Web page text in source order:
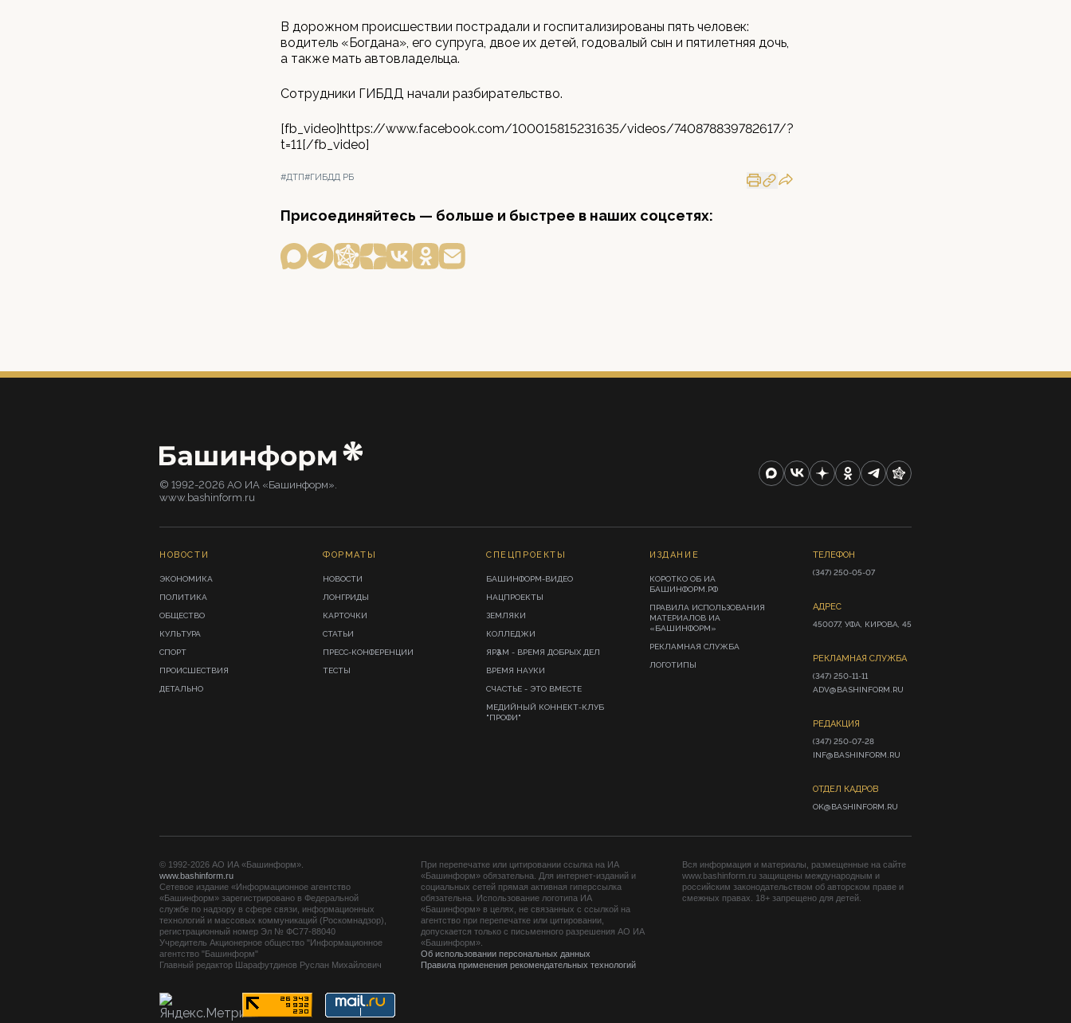
В дорожном происшествии пострадали и госпитализированы пять человек:
водитель «Богдана», его супруга, двое их детей, годовалый сын и пятилетняя дочь,
а также мать автовладельца.
Сотрудники ГИБДД начали разбирательство.
[fb_video]https://www.facebook.com/100015815231635/videos/740878839782617/?
t=11[/fb_video]
#ДТП#ГИБДД РБ
Присоединяйтесь — больше и быстрее в наших соцсетях:
© 1992-2026 АО ИА «Башинформ».
www.bashinform.ru
НОВОСТИ
ЭКОНОМИКА
ПОЛИТИКА
ОБЩЕСТВО
КУЛЬТУРА
СПОРТ
ПРОИСШЕСТВИЯ
ДЕТАЛЬНО
ФОРМАТЫ
НОВОСТИ
ЛОНГРИДЫ
КАРТОЧКИ
СТАТЬИ
ПРЕСС-КОНФЕРЕНЦИИ
ТЕСТЫ
СПЕЦПРОЕКТЫ
БАШИНФОРМ-ВИДЕО
НАЦПРОЕКТЫ
ЗЕМЛЯКИ
КОЛЛЕДЖИ
ЯРҘАМ - ВРЕМЯ ДОБРЫХ ДЕЛ
ВРЕМЯ НАУКИ
СЧАСТЬЕ - ЭТО ВМЕСТЕ
МЕДИЙНЫЙ КОННЕКТ-КЛУБ
"ПРОФИ"
ИЗДАНИЕ
КОРОТКО ОБ ИА
БАШИНФОРМ.РФ
ПРАВИЛА ИСПОЛЬЗОВАНИЯ
МАТЕРИАЛОВ ИА
«БАШИНФОРМ»
РЕКЛАМНАЯ СЛУЖБА
ЛОГОТИПЫ
ТЕЛЕФОН
(347) 250-05-07
АДРЕС
450077, УФА, КИРОВА, 45
РЕКЛАМНАЯ СЛУЖБА
(347) 250-11-11
ADV@BASHINFORM.RU
РЕДАКЦИЯ
(347) 250-07-28
INF@BASHINFORM.RU
ОТДЕЛ КАДРОВ
OK@BASHINFORM.RU
© 1992-2026 АО ИА «Башинформ».
www.bashinform.ru
Сетевое издание «Информационное агентство
«Башинформ» зарегистрировано в Федеральной
службе по надзору в сфере связи, информационных
технологий и массовых коммуникаций (Роскомнадзор),
регистрационный номер Эл № ФС77-88040
Учредитель Акционерное общество "Информационное
агентство "Башинформ"
Главный редактор Шарафутдинов Руслан Михайлович
При перепечатке или цитировании ссылка на ИА
«Башинформ» обязательна. Для интернет-изданий и
социальных сетей прямая активная гиперссылка
обязательна. Использование логотипа ИА
«Башинформ» в целях, не связанных с ссылкой на
агентство при перепечатке или цитировании,
допускается только с письменного разрешения АО ИА
«Башинформ».
Об использовании персональных данных
Правила применения рекомендательных технологий
Вся информация и материалы, размещенные на сайте
www.bashinform.ru защищены международным и
российским законодательством об авторском праве и
смежных правах. 18+ запрещено для детей.